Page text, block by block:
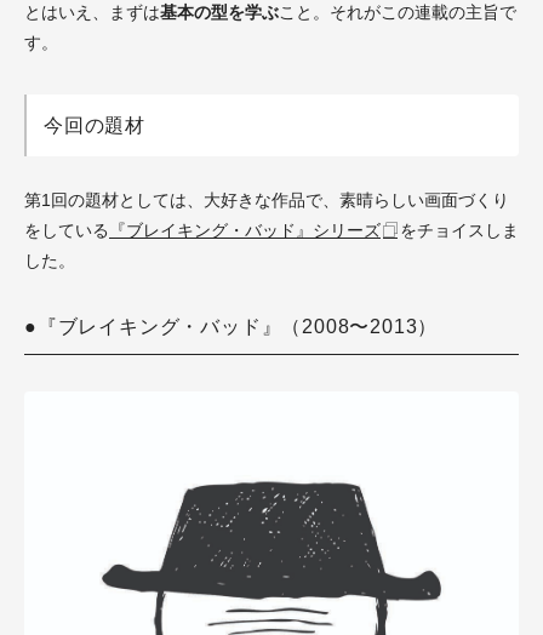
とはいえ、まずは基本の型を学ぶこと。それがこの連載の主旨で
す。
今回の題材
第1回の題材としては、大好きな作品で、素晴らしい画面づくり
をしている
『ブレイキング・バッド』シリーズ
をチョイスしま
した。
●『ブレイキング・バッド』（2008〜2013）